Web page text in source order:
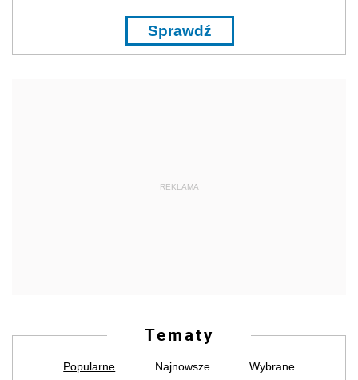
Sprawdź
REKLAMA
Tematy
Popularne Najnowsze Wybrane